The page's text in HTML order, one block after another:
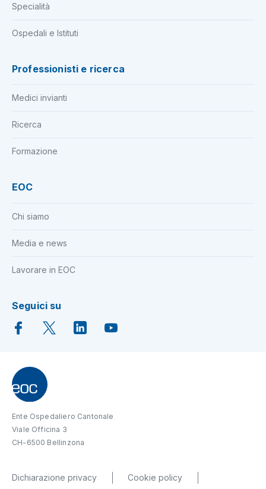
Specialità
Ospedali e Istituti
Professionisti e ricerca
Medici invianti
Ricerca
Formazione
EOC
Chi siamo
Media e news
Lavorare in EOC
Seguici su
Ente Ospedaliero Cantonale
Viale Officina 3
CH-6500 Bellinzona
Dichiarazione privacy Cookie policy